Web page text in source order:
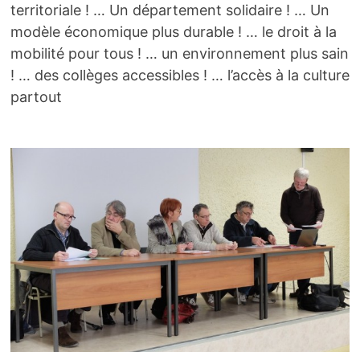
territoriale ! … Un département solidaire ! … Un
modèle économique plus durable ! … le droit à la
mobilité pour tous ! … un environnement plus sain
! … des collèges accessibles ! … l’accès à la culture
partout